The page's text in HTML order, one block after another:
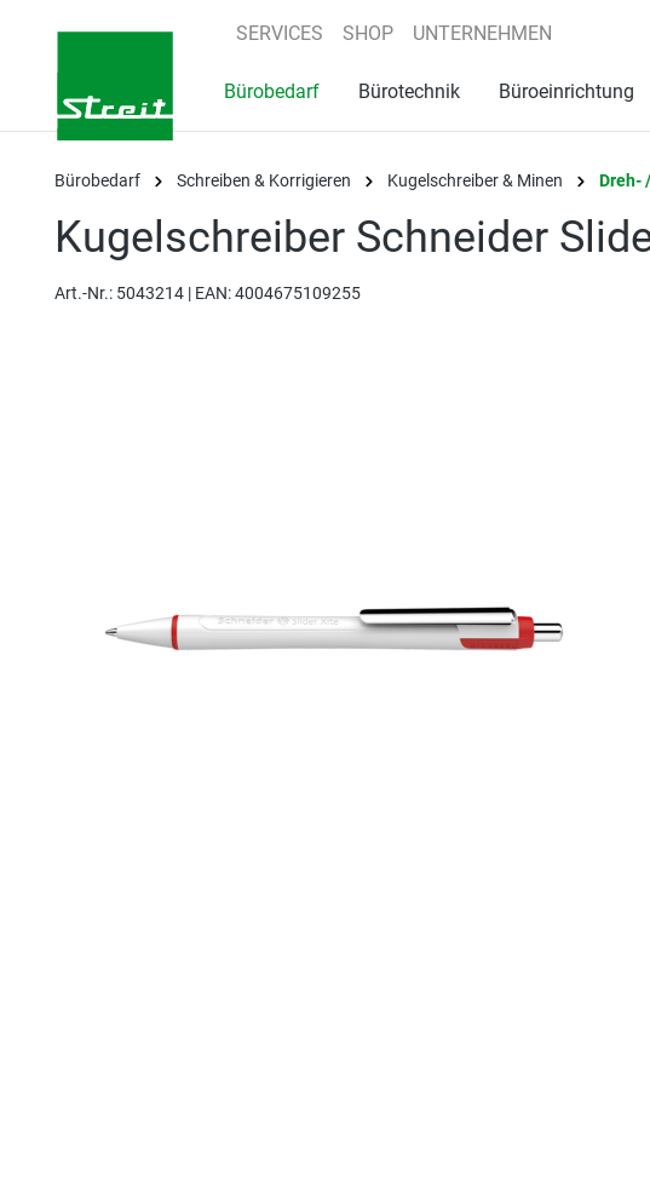
Zur Hauptnavigation springen
SERVICES SHOP UNTERNEHMEN
Bürobedarf Bürotechnik Büroeinrichtung
Bürobedarf Schreiben & Korrigieren Kugelschreiber & Minen Dreh-
Kugelschreiber Schneider
Art.-Nr.: 5043214 | EAN: 4004675109255